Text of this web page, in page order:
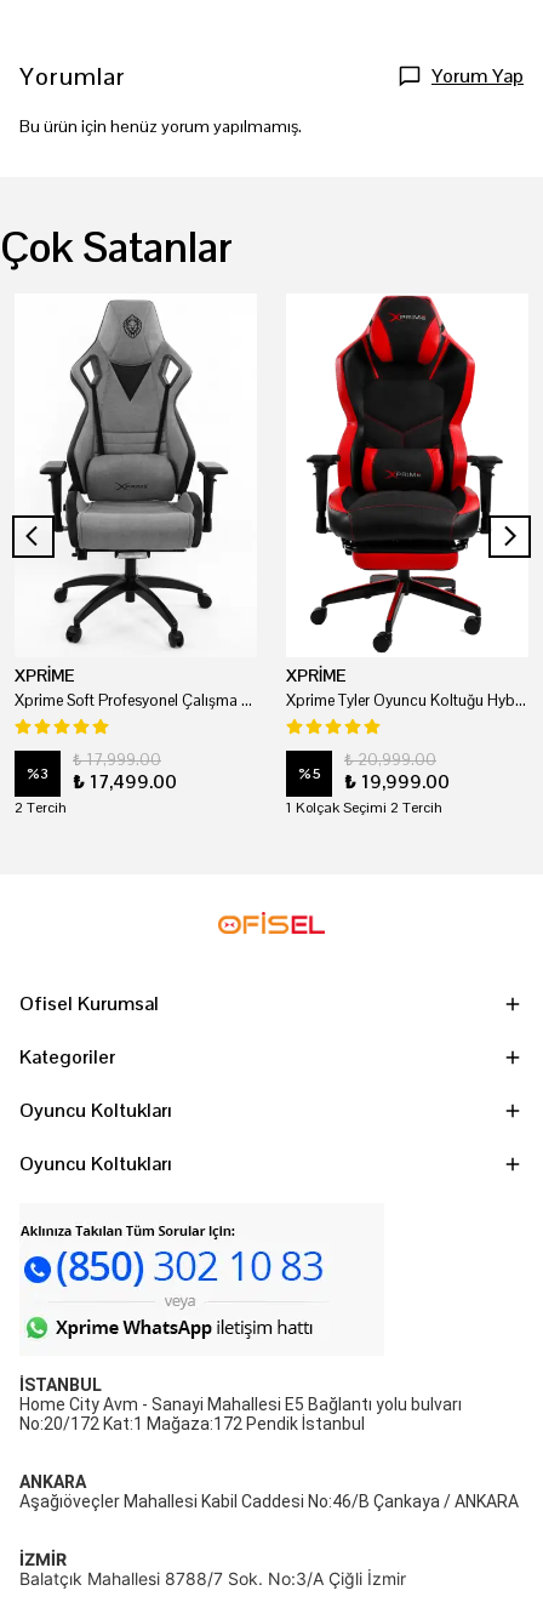
Yorumlar Yorum Yap
Bu ürün için henüz yorum yapılmamış.
Çok Satanlar
XPRİME
Xprime Soft Profesyonel Çalışma Ve Oyuncu Koltuğu
%3
₺ 17,999.00
₺ 17,499.00
2 Tercih
XPRİME
Xprime Tyler Oyuncu Koltuğu Hybrid Kumaş Kırmızı
%5
₺ 20,999.00
₺ 19,999.00
1 Kolçak Seçimi 2 Tercih
Ofisel Kurumsal
Kategoriler
Oyuncu Koltukları
Oyuncu Koltukları
İSTANBUL
Home City Avm - Sanayi Mahallesi E5 Bağlantı yolu bulvarı
No:20/172 Kat:1 Mağaza:172 Pendik İstanbul
ANKARA
Aşağıöveçler Mahallesi Kabil Caddesi No:46/B Çankaya / ANKARA
İZMİR
Balatçık Mahallesi 8788/7 Sok. No:3/A Çiğli İzmir